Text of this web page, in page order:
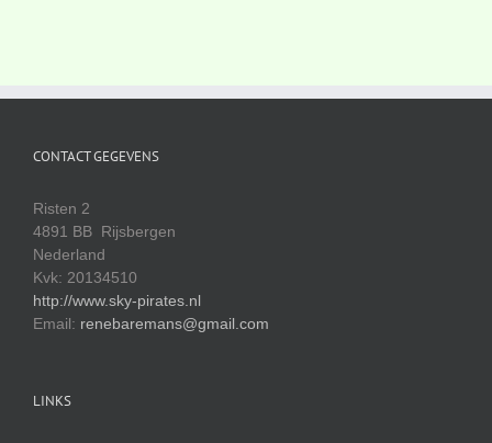
CONTACT GEGEVENS
Risten 2
4891 BB Rijsbergen
Nederland
Kvk: 20134510
http://www.sky-pirates.nl
Email: renebaremans@gmail.com
LINKS